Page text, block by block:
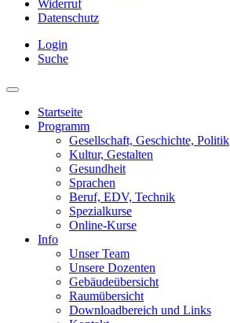
Widerruf
Datenschutz
Login
Suche
Startseite
Programm
Gesellschaft, Geschichte, Politik
Kultur, Gestalten
Gesundheit
Sprachen
Beruf, EDV, Technik
Spezialkurse
Online-Kurse
Info
Unser Team
Unsere Dozenten
Gebäudeübersicht
Raumübersicht
Downloadbereich und Links